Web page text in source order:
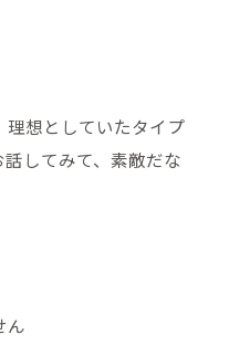
理想としていたタイプ
してみて、素敵だな
ん